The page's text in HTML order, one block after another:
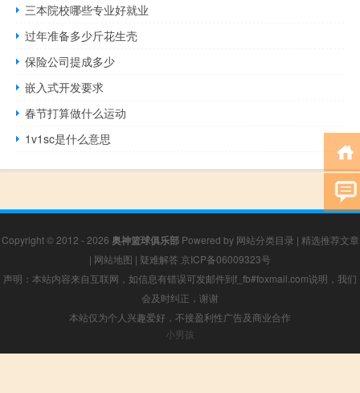
三本院校哪些专业好就业
过年准备多少斤花生壳
保险公司提成多少
嵌入式开发要求
春节打算做什么运动
1v1sc是什么意思
Copyright © 2012 - 2026 奥神篮球俱乐部Powered by 网站分类目录 | 精选推荐文章
| 网站地图 | 疑难解答 京ICP备06009323号
声明：本站内容来自互联网，如信息有错误可发邮件到f_fb#foxmail.com说明，我们
会及时纠正，谢谢
本站仅为个人兴趣爱好，不接盈利性广告及商业合作
小男孩